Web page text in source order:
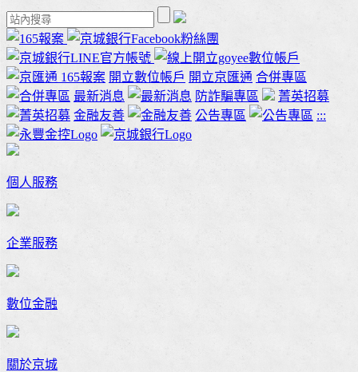
165報案 開立數位帳戶 開立京匯通 合併專區
最新消息
防詐騙專區
菁英招募
金融友善
公告專區 :::
個人服務
企業服務
數位金融
關於京城